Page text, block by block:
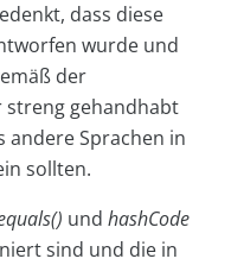
dass diese
wurde und
der
streng gehandhabt
andere Sprachen in
sollten.
und hashCode
sind und die in